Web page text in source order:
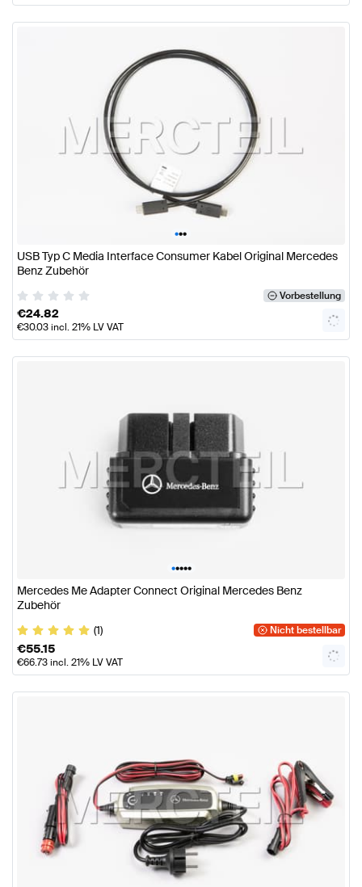
•••
USB Typ C Media Interface Consumer Kabel Original Mercedes
Benz Zubehör
Vorbestellung
€24.82
€30.03incl. 21% LV VAT
•••••
Mercedes Me Adapter Connect Original Mercedes Benz
Zubehör
(1)
Nicht bestellbar
€55.15
€66.73incl. 21% LV VAT